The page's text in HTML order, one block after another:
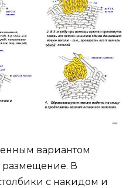
вариантом
размещение. В
с накидом и